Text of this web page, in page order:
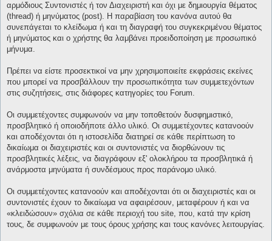
αρμόδιους Συντονιστές ή τον Διαχειριστή και όχι με δημιουργία θέματος
(thread) ή μηνύματος (post). Η παραβίαση του κανόνα αυτού θα
συνεπάγεται το κλείδωμα ή και τη διαγραφή του συγκεκριμένου θέματος
ή μηνύματος και ο χρήστης θα λαμβάνει προειδοποίηση με προσωπικό
μήνυμα.
Πρέπει να είστε προσεκτικοί να μην χρησιμοποιείτε εκφράσεις εκείνες
που μπορεί να προσβάλλουν την προσωπικότητα των συμμετεχόντων
στις συζητήσεις, στις διάφορες κατηγορίες του Forum.
Οι συμμετέχοντες συμφωνούν να μην τοποθετούν δυσφημιστικό,
προσβλητικό ή οποιοδήποτε άλλο υλικό. Οι συμμετέχοντες κατανοούν
και αποδέχονται ότι η ιστοσελίδα διατηρεί σε κάθε περίπτωση το
δικαίωμα οι διαχειριστές και οι συντονιστές να διορθώνουν τις
προσβλητικές λέξεις, να διαγράφουν εξ' ολοκλήρου τα προσβλητικά ή
ανάρμοστα μηνύματα ή συνδέσμους προς παράνομο υλικό.
Οι συμμετέχοντες κατανοούν και αποδέχονται ότι οι διαχειριστές και οι
συντονιστές έχουν το δικαίωμα να αφαιρέσουν, μεταφέρουν ή και να
«κλειδώσουν» σχόλια σε κάθε περιοχή του site, που, κατά την κρίση
τους, δε συμφωνούν με τους όρους χρήσης και τους κανόνες λειτουργίας.